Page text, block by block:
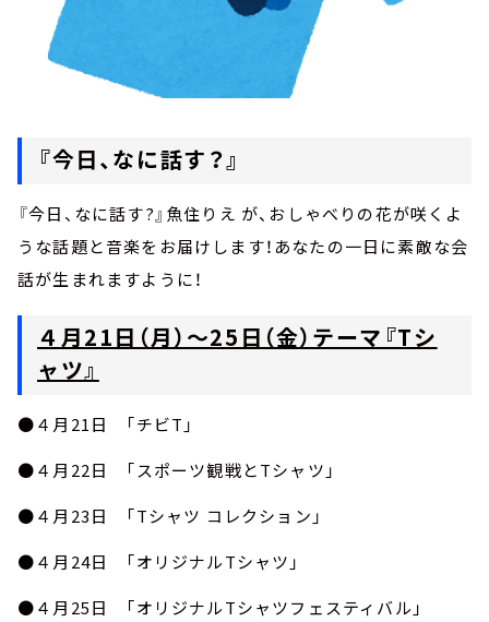
『今日、なに話す？』
『今日、なに話す?』魚住りえ が、おしゃべりの花が咲くよ
うな話題と音楽をお届けします！あなたの一日に素敵な会
話が生まれますように！
４月21日（月）～25日（金）テーマ『Tシ
ャツ』
●４月21日 「チビT」
●４月22日 「スポーツ観戦とTシャツ」
●４月23日 「Tシャツ コレクション」
●４月24日 「オリジナルTシャツ」
●４月25日 「オリジナルTシャツフェスティバル」